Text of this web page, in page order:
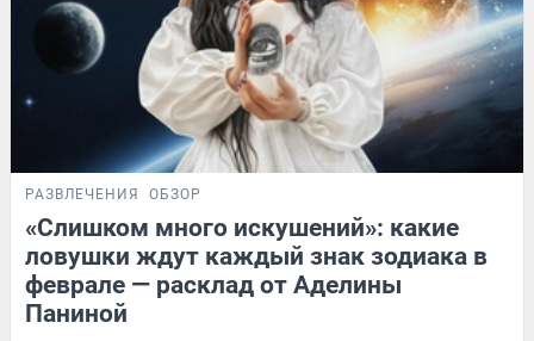
РАЗВЛЕЧЕНИЯ ОБЗОР
«Слишком много искушений»: какие
ловушки ждут каждый знак зодиака в
феврале — расклад от Аделины
Паниной